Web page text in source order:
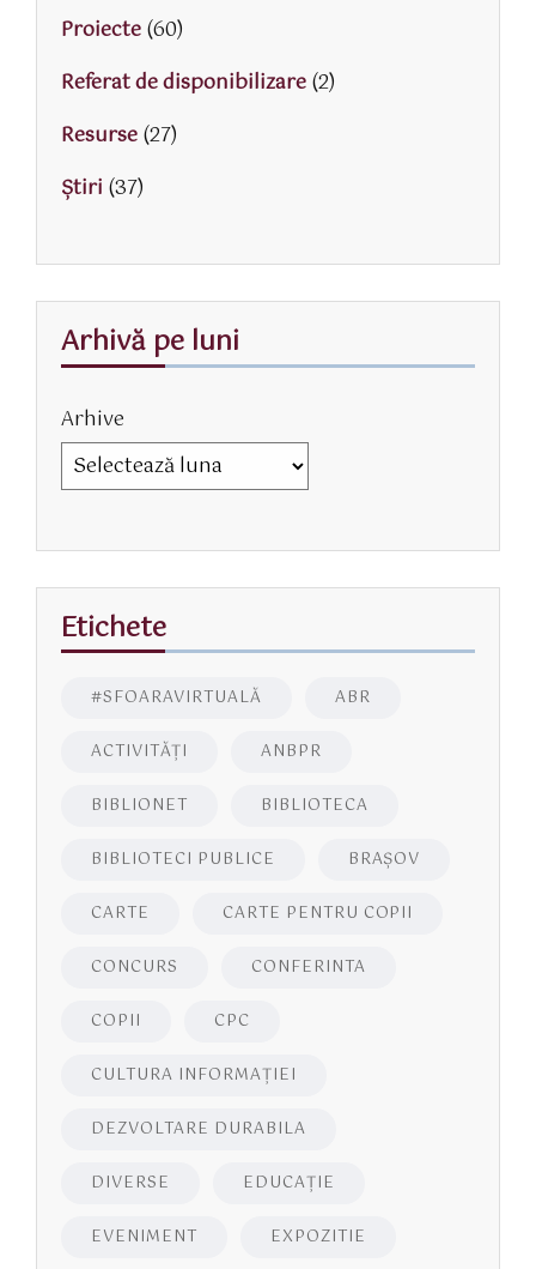
Proiecte(60)
Referat de disponibilizare(2)
Resurse(27)
Știri (37)
Arhivă pe luni
Arhive
Etichete
#SFOARAVIRTUALĂ ABR
ACTIVITĂŢI ANBPR
BIBLIONET BIBLIOTECA
BIBLIOTECI PUBLICE BRAŞOV
CARTE CARTE PENTRU COPII
CONCURS CONFERINTA
COPII CPC
CULTURA INFORMAŢIEI
DEZVOLTARE DURABILA
DIVERSE EDUCAŢIE
EVENIMENT EXPOZITIE